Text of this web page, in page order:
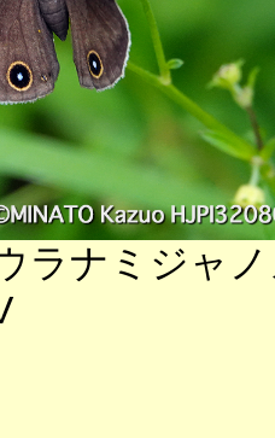
ラナミジャ